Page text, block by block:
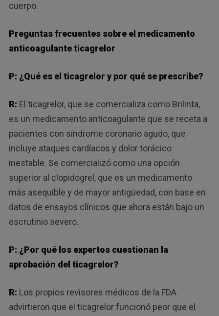
cuerpo.
Preguntas frecuentes sobre el medicamento
anticoagulante ticagrelor
P: ¿Qué es el ticagrelor y por qué se prescribe?
R: El ticagrelor, que se comercializa como Brilinta,
es un medicamento anticoagulante que se receta a
pacientes con síndrome coronario agudo, que
incluye ataques cardíacos y dolor torácico
inestable. Se comercializó como una opción
superior al clopidogrel, que es un medicamento
más asequible y de mayor antigüedad, con base en
datos de ensayos clínicos que ahora están bajo un
escrutinio severo.
P: ¿Por qué los expertos cuestionan la
aprobación del ticagrelor?
R: Los propios revisores médicos de la FDA
advirtieron que el ticagrelor funcionó peor que el